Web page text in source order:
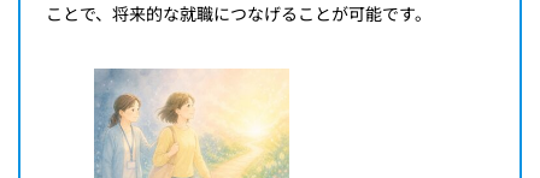
ことで、将来的な就職につなげることが可能です。